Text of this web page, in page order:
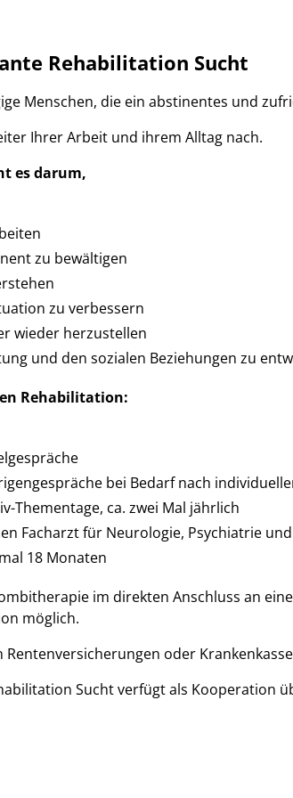
Rehabilitation Sucht
Menschen, die ein abstinentes und
Ihrer Arbeit und ihrem Alltag nach.
es darum,
zu bewältigen
zu verbessern
wieder herzustellen
und den sozialen Beziehungen zu
Rehabilitation:
bei Bedarf nach
Thementage, ca. zwei Mal jährlich
Facharzt für Neurologie, Psychiatrie
18 Monaten
im direkten Anschluss an
möglich.
Rentenversicherungen oder
Sucht verfügt als Kooperation